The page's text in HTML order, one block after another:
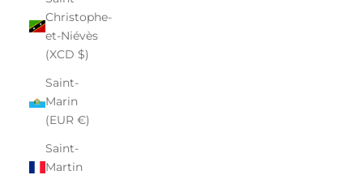
Christophe-
et-Niévès
(XCD $)
Saint-
Marin
(EUR €)
Saint-
Martin